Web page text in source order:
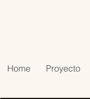
Home Proyecto